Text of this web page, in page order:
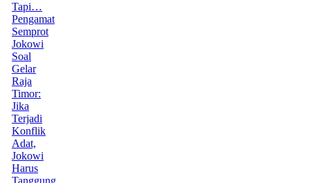
Tapi…
Pengamat
Semprot
Jokowi
Soal
Gelar
Raja
Timor:
Jika
Terjadi
Konflik
Adat,
Jokowi
Harus
Tanggung